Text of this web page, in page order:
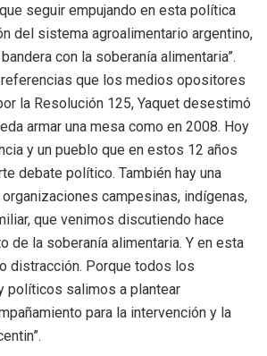
seguir empujando en esta política
del sistema agroalimentario argentino,
con la soberanía alimentaria”.
que los medios opositores
la Resolución 125, Yaquet desestimó
armar una mesa como en 2008. Hoy
y un pueblo que en estos 12 años
debate político. También hay una
campesinas, indígenas,
que venimos discutiendo hace
de la soberanía alimentaria. Y en esta
distracción. Porque todos los
políticos salimos a plantear
para la intervención y la